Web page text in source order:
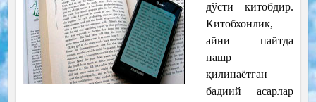
дўсти китобдир.
Китобхонлик,
айни пайтда
нашр
қилинаётган
бадиий асарлар